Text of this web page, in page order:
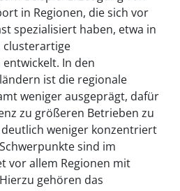
in Regionen, die sich vor
spezialisiert haben, etwa in
clusterartige
In den
ist die regionale
weniger ausgeprägt, dafür
zu größeren Betrieben zu
weniger konzentriert
sind im
vor allem Regionen mit
gehören das